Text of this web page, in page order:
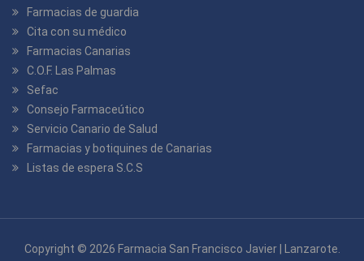
Farmacias de guardia
Cita con su médico
Farmacias Canarias
C.O.F. Las Palmas
Sefac
Consejo Farmaceútico
Servicio Canario de Salud
Farmacias y botiquines de Canarias
Listas de espera S.C.S
Copyright © 2026 Farmacia San Francisco Javier | Lanzarote.